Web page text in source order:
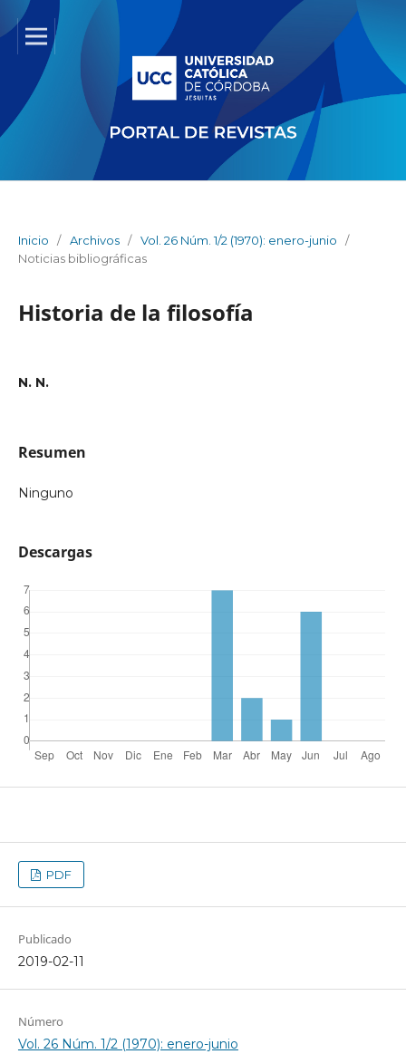
Inicio / Archivos / Vol. 26 Núm. 1/2 (1970): enero-junio
/
Noticias bibliográficas
Historia de la filosofía
N. N.
Resumen
Ninguno
Descargas
PDF
Publicado
2019-02-11
Número
Vol. 26 Núm. 1/2 (1970): enero-junio